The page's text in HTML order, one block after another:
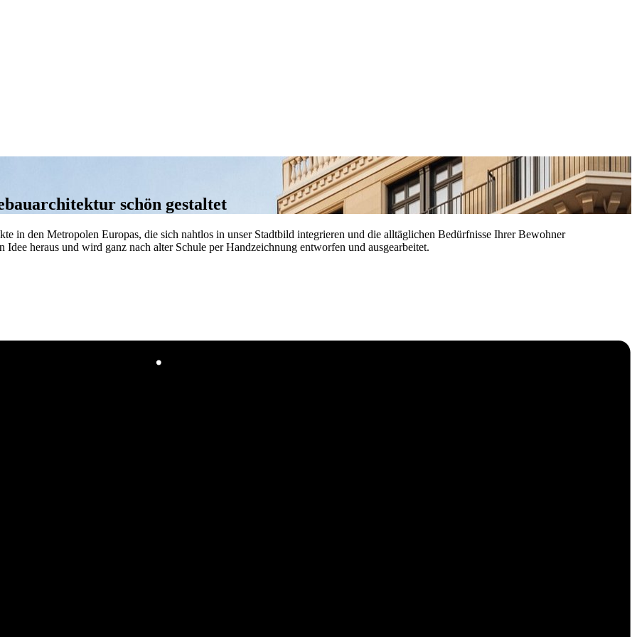
schön gestaltet
in den Metropolen Europas, die sich nahtlos in unser Stadtbild integrieren und die alltäglichen Bedürfnisse Ihrer Bewohner
heraus und wird ganz nach alter Schule per Handzeichnung entworfen und ausgearbeitet.